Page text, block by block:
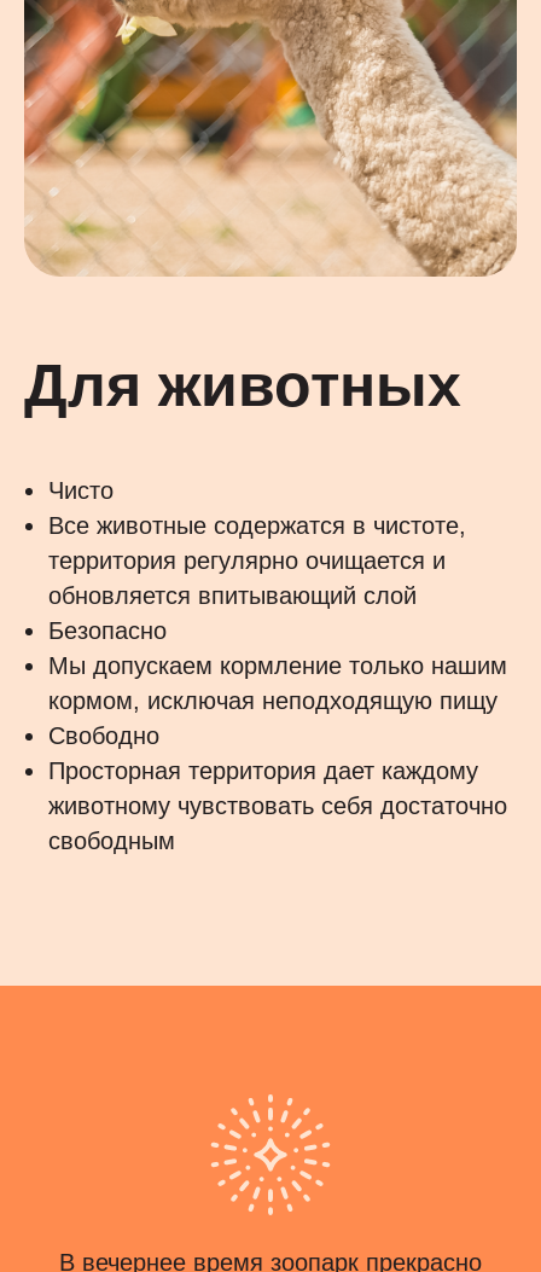
Для животных
Чисто
Все животные содержатся в чистоте,
территория регулярно очищается и
обновляется впитывающий слой
Безопасно
Мы допускаем кормление только нашим
кормом, исключая неподходящую пищу
Свободно
Просторная территория дает каждому
животному чувствовать себя достаточно
свободным
В вечернее время зоопарк прекрасно